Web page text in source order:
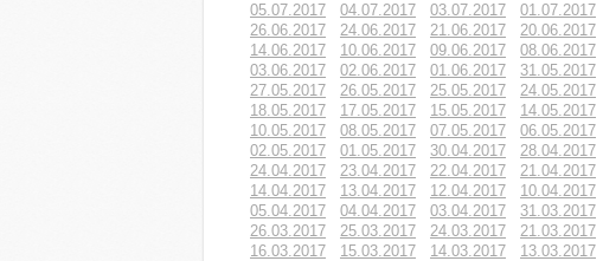
05.07.2017
04.07.2017 03.07.2017 01.07.2017
26.06.2017
24.06.2017 21.06.2017 20.06.2017
14.06.2017
10.06.2017 09.06.2017 08.06.2017
03.06.2017
02.06.2017 01.06.2017 31.05.2017
27.05.2017
26.05.2017 25.05.2017 24.05.2017
18.05.2017
17.05.2017 15.05.2017 14.05.2017
10.05.2017
08.05.2017 07.05.2017 06.05.2017
02.05.2017
01.05.2017 30.04.2017 28.04.2017
24.04.2017
23.04.2017 22.04.2017 21.04.2017
14.04.2017
13.04.2017 12.04.2017 10.04.2017
05.04.2017
04.04.2017 03.04.2017 31.03.2017
26.03.2017
25.03.2017 24.03.2017 21.03.2017
16.03.2017
15.03.2017 14.03.2017 13.03.2017